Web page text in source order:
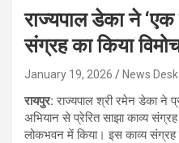
राज्यपाल डेका ने
संग्रह का किया
January 19, 2026 News Desk
रायपुर:राज्यपाल श्री रमेन डेका ने
अभियान से प्रेरित साझा काव्य
लोकभवन में किया। इस काव्य संग्रह